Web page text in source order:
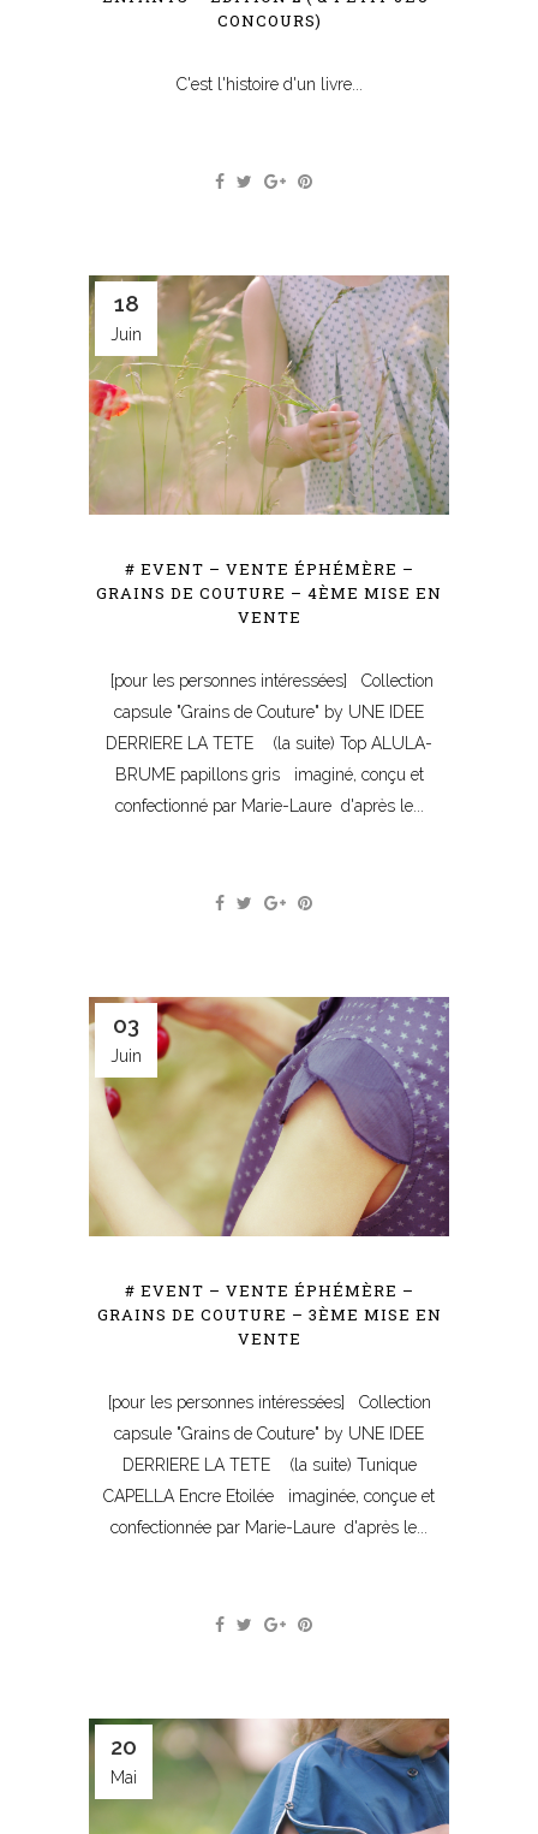
CONCOURS)
C'est l'histoire d'un livre...
18
Juin
# EVENT – VENTE ÉPHÉMÈRE –
GRAINS DE COUTURE – 4ÈME MISE EN
VENTE
[pour les personnes intéressées] Collection
capsule "Grains de Couture" by UNE IDEE
DERRIERE LA TETE (la suite) Top ALULA-
BRUME papillons gris imaginé, conçu et
confectionné par Marie-Laure d'après le...
03
Juin
# EVENT – VENTE ÉPHÉMÈRE –
GRAINS DE COUTURE – 3ÈME MISE EN
VENTE
[pour les personnes intéressées] Collection
capsule "Grains de Couture" by UNE IDEE
DERRIERE LA TETE (la suite) Tunique
CAPELLA Encre Etoilée imaginée, conçue et
confectionnée par Marie-Laure d'après le...
20
Mai